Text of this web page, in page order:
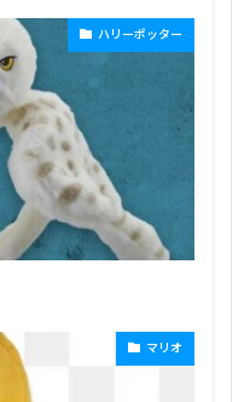
ハリーポッター
マリオ